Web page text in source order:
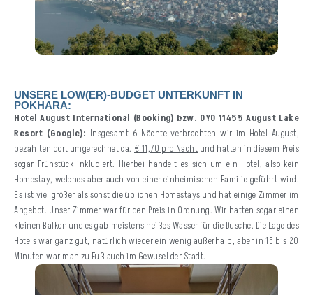
UNSERE LOW(ER)-BUDGET UNTERKUNFT IN
POKHARA:
Hotel August International (Booking) bzw. OYO 11455 August Lake
Resort (Google): Insgesamt 6 Nächte verbrachten wir im Hotel August,
bezahlten dort umgerechnet ca. € 11,70 pro Nacht und hatten in diesem Preis
sogar Frühstück inkludiert. Hierbei handelt es sich um ein Hotel, also kein
Homestay, welches aber auch von einer einheimischen Familie geführt wird.
Es ist viel größer als sonst die üblichen Homestays und hat einige Zimmer im
Angebot. Unser Zimmer war für den Preis in Ordnung. Wir hatten sogar einen
kleinen Balkon und es gab meistens heißes Wasser für die Dusche. Die Lage des
Hotels war ganz gut, natürlich wieder ein wenig außerhalb, aber in 15 bis 20
Minuten war man zu Fuß auch im Gewusel der Stadt.